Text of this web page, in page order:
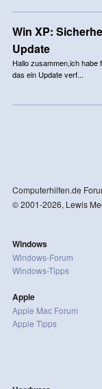
Win XP:
Update
Hallo zusammen,ich habe
das ein Update verf...
Computerhilfen.de
© 2001-2026, Lewis
Windows
Windows-Forum
Windows-Tipps
Apple
Apple Mac Forum
Apple Tipps